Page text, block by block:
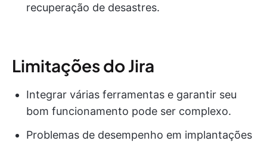
recuperação de desastres.
Limitações do Jira
Integrar várias ferramentas e garantir seu
bom funcionamento pode ser complexo.
Problemas de desempenho em implantações